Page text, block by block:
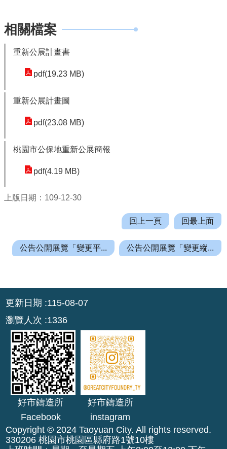
政
府
t
a
m
權
政
策
網
站
安
全
政
府
相關檔案
重新公展計畫書
pdf(19.23 MB)
重新公展計畫圖
pdf(23.08 MB)
桃園市公保地重新公展簡報
pdf(4.19 MB)
上版日期：109-12-30
回上一頁 回最上面
公告公開展覽「變更平... 公告公開展覽「變更縱...
更新日期
115-08-07
瀏覽人次
1336
好市鑄造所
Facebook
好市鑄造所
instagram
Copyright © 2024 Taoyuan City. All rights reserved.
330206 桃園市桃園區縣府路1號10樓